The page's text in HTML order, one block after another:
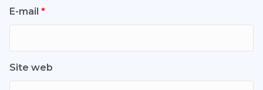
E-mail *
Site web